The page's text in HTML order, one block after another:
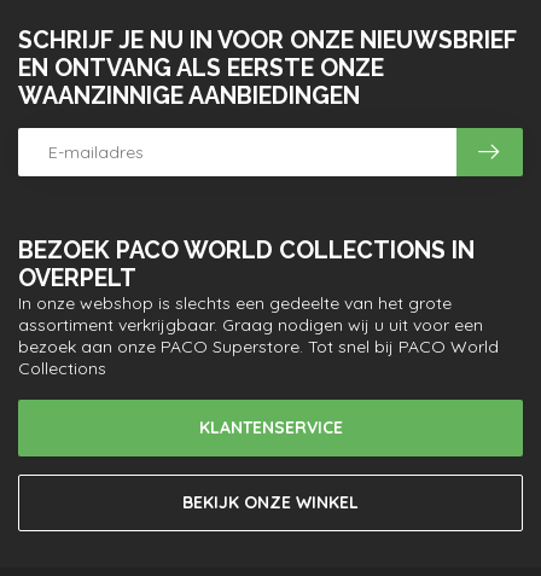
BEZOEK PACO WORLD COLLECTIONS IN
OVERPELT
In onze webshop is slechts een gedeelte van het grote
assortiment verkrijgbaar. Graag nodigen wij u uit voor een
bezoek aan onze PACO Superstore. Tot snel bij PACO World
Collections
KLANTENSERVICE
BEKIJK ONZE WINKEL
SCHRIJF JE NU IN VOOR ONZE NIEUWSBRIEF
EN ONTVANG ALS EERSTE ONZE
WAANZINNIGE AANBIEDINGEN